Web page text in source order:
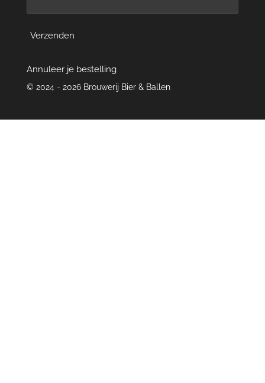
Verzenden
Annuleer je bestelling
© 2024 - 2026 Brouwerij Bier & Ballen